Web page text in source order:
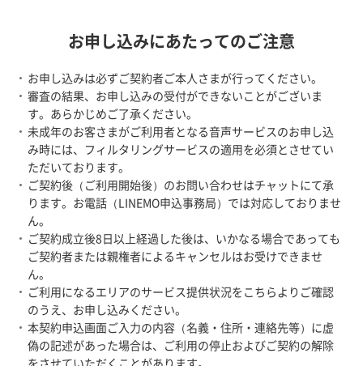
お申し込みにあたってのご注意
お申し込みは必ずご契約者ご本人さまが行ってください。
審査の結果、お申し込みの受付ができないことがございま
す。あらかじめご了承ください。
未成年のお客さまがご利用者となる音声サービスのお申し込
み時には、フィルタリングサービスの適用を必須とさせてい
ただいております。
ご契約後（ご利用開始後）のお問い合わせはチャットにて承
ります。お電話（LINEMO申込事務局）では対応しておりませ
ん。
ご契約成立後8日以上経過した後は、いかなる場合であっても
ご契約者または親権者によるキャンセルはお受けできませ
ん。
ご利用になるエリアのサービス提供状況をこちらよりご確認
のうえ、お申し込みください。
本契約申込画面ご入力の内容（名義・住所・連絡先等）に虚
偽の記述があった場合は、ご利用の停止およびご契約の解除
をさせていただくことがあります。